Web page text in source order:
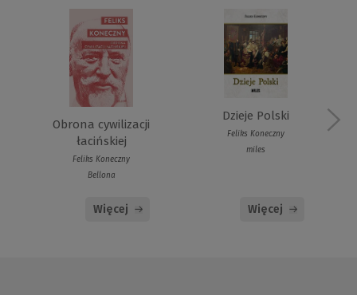
Obrona cywilizacji
łacińskiej
Feliks Koneczny
Bellona
Więcej
Dzieje Polski
Feliks Koneczny
miles
Więcej